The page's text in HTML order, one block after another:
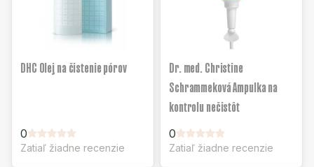
DHC Olej na čistenie pórov
0
Zatiaľ žiadne recenzie
Dr. med. Christine
Schrammeková Ampulka na
kontrolu nečistôt
0
Zatiaľ žiadne recenzie